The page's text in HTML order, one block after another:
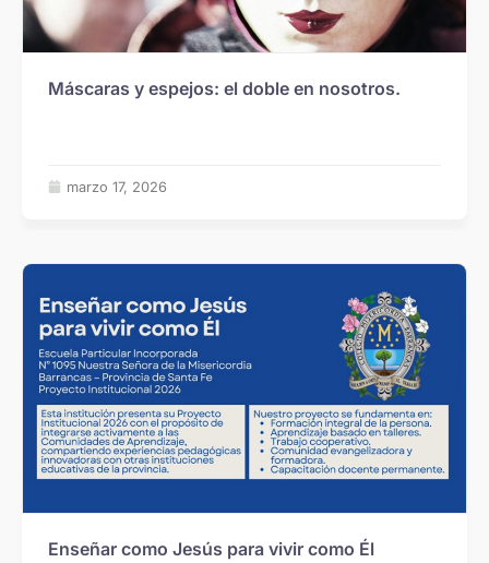
Máscaras y espejos: el doble en nosotros.
marzo 17, 2026
Enseñar como Jesús para vivir como Él